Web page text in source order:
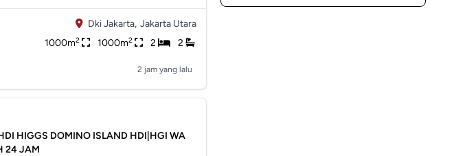
Dki Jakarta, Jakarta Utara
1000m2 1000m2 2 2
2 jam yang lalu
HIGGS DOMINO ISLAND HDI|HGI WA
24 JAM